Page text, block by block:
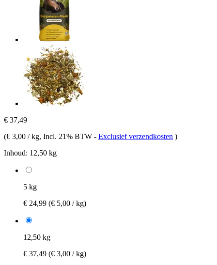
€ 37,49
(€ 3,00 / kg, Incl. 21% BTW - Exclusief verzendkosten )
Inhoud: 12,50 kg
5 kg
€ 24,99 (€ 5,00 / kg)
12,50 kg
€ 37,49 (€ 3,00 / kg)